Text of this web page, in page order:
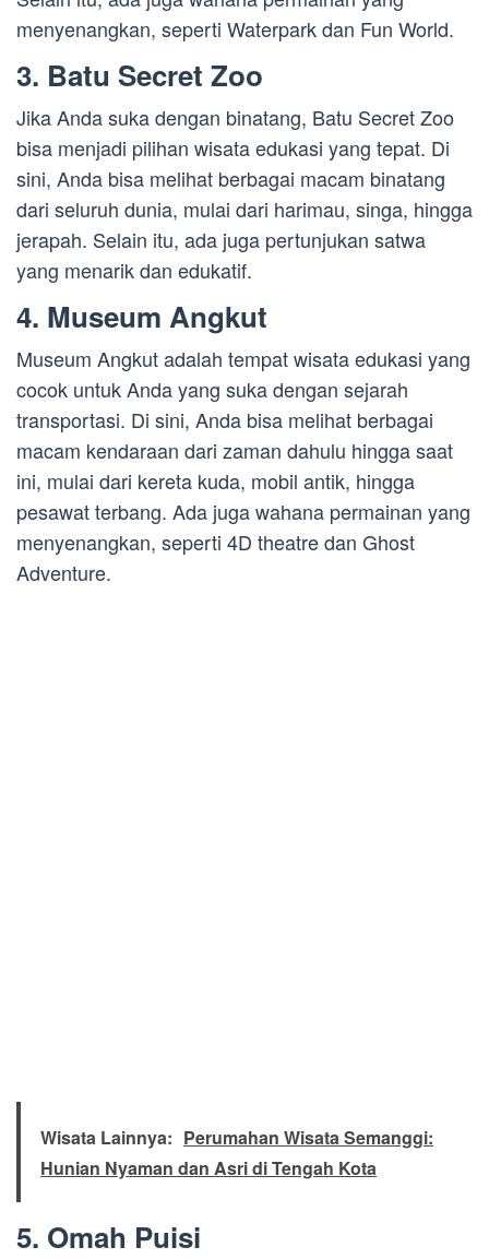
menyenangkan, seperti Waterpark dan Fun World.
3. Batu Secret Zoo
Jika Anda suka dengan binatang, Batu Secret Zoo
bisa menjadi pilihan wisata edukasi yang tepat. Di
sini, Anda bisa melihat berbagai macam binatang
dari seluruh dunia, mulai dari harimau, singa, hingga
jerapah. Selain itu, ada juga pertunjukan satwa
yang menarik dan edukatif.
4. Museum Angkut
Museum Angkut adalah tempat wisata edukasi yang
cocok untuk Anda yang suka dengan sejarah
transportasi. Di sini, Anda bisa melihat berbagai
macam kendaraan dari zaman dahulu hingga saat
ini, mulai dari kereta kuda, mobil antik, hingga
pesawat terbang. Ada juga wahana permainan yang
menyenangkan, seperti 4D theatre dan Ghost
Adventure.
Wisata Lainnya: Perumahan Wisata Semanggi:
Hunian Nyaman dan Asri di Tengah Kota
5. Omah Puisi